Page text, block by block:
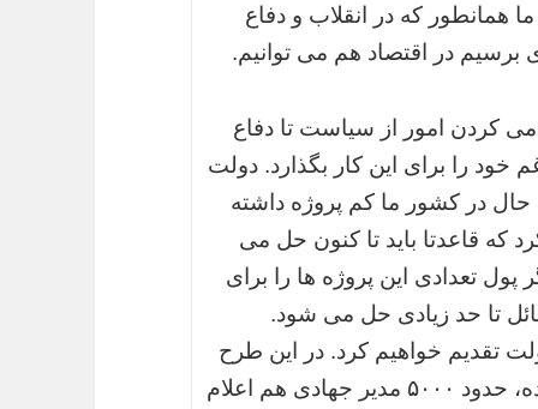
همانطور که در انقلاب و دفاع
در اقتصاد هم می توانیم.
کردن امور از سیاست تا دفاع
خود را برای این کار بگذارد. دولت
تا به حال در کشور ما کم پروژه داشته
که قاعدتا باید تا کنون حل می
پول تعدادی این پروژه ها را برای
تا حد زیادی حل می شود.
تقدیم خواهیم کرد. در این طرح
۳۱۳ نقطه از هزار شهر در ایران مشخص شده، حدود ۵۰۰۰ مدیر جهادی هم اعلام